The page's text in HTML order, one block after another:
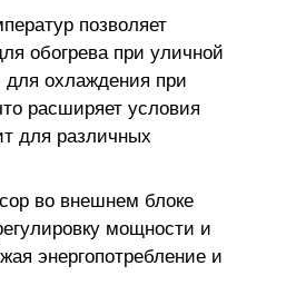
позволяет
обогрева при уличной
для охлаждения при
расширяет условия
для различных
во внешнем блоке
мощности и
энергопотребление и